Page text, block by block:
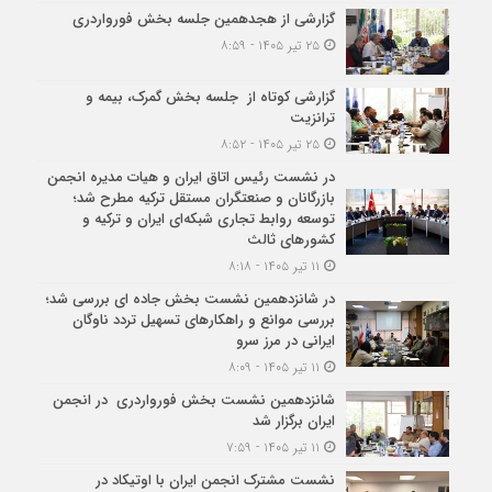
گزارشی از هجدهمین جلسه بخش فورواردری
۲۵ تیر ۱۴۰۵ - ۸:۵۹
گزارشی کوتاه از جلسه بخش گمرک، بیمه و
ترانزیت
۲۵ تیر ۱۴۰۵ - ۸:۵۲
در نشست رئیس اتاق ایران و هیات مدیره انجمن
بازرگانان و صنعتگران مستقل ترکیه مطرح شد؛
توسعه روابط تجاری شبکه‌ای ایران و ترکیه و
کشورهای ثالث
در شانزدهمین نشست بخش جاده ای بررسی شد؛
بررسی موانع و راهکارهای تسهیل تردد ناوگان
ایرانی در مرز سرو
شانزدهمین نشست بخش فورواردری در انجمن
ایران برگزار شد
نشست مشترک انجمن ایران با اوتیکاد در